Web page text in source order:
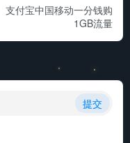
支付宝中国移动一分钱购
1GB流量
提交